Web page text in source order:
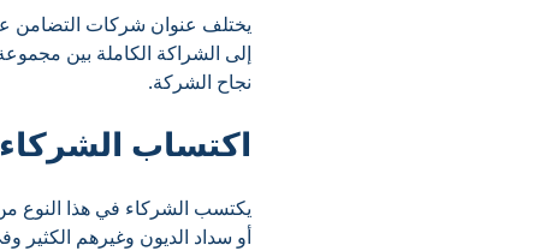
يختلف عنوان شركات التضامن
إلى الشراكة الكاملة بين
نجاح الشركة.
اكتساب
يكتسب الشركاء في هذا النوع
أو سداد الديون وغيرهم الكثير